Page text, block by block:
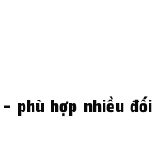
phù hợp nhiều đối